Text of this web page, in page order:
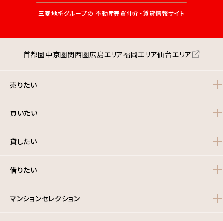
三菱地所グループの 不動産売買仲介・賃貸情報サイト
首都圏中京圏関西圏広島エリア福岡エリア仙台エリア
売りたい
買いたい
貸したい
借りたい
マンションセレクション